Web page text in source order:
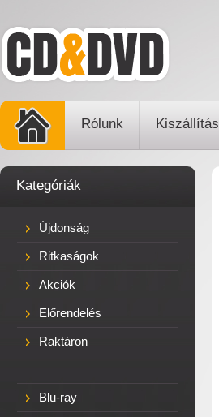
Rólunk Kiszállítás
Kategóriák
Újdonság
Ritkaságok
Akciók
Előrendelés
Raktáron
Blu-ray